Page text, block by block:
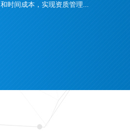
时间成本，实现资质管理...